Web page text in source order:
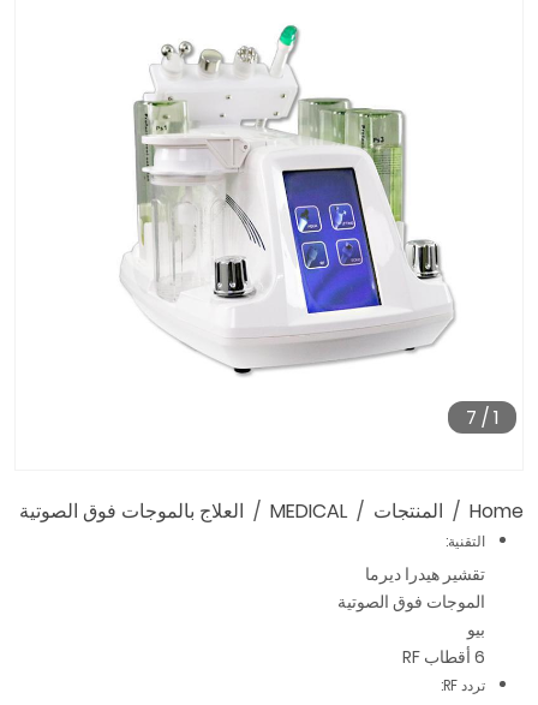
Home المنتجات MEDICAL العلاج بالموجات فوق الصوتية
التقنية:
تقشير هيدرا ديرما
الموجات فوق الصوتية
بيو
6 أقطاب RF
تردد RF:
1
/
7